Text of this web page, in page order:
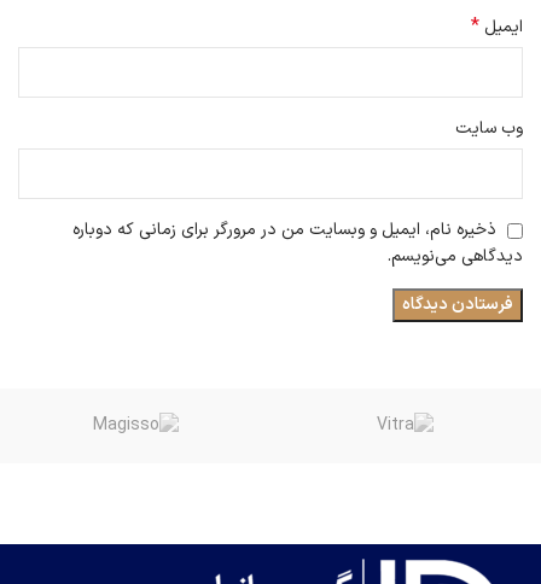
ایمیل *
وب‌ سایت
ذخیره نام، ایمیل و وبسایت من در مرورگر برای زمانی که دوباره
دیدگاهی می‌نویسم.